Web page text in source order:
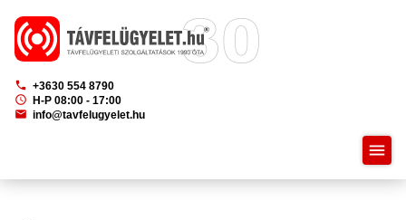
phone +3630 554 8790
schedule
H-P 08:00 - 17:00
mail info@tavfelugyelet.hu
menu